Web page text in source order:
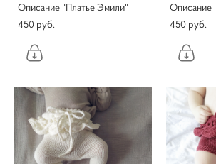
Описание "Платье Эмили"
450 pуб.
Описание
450 pуб.